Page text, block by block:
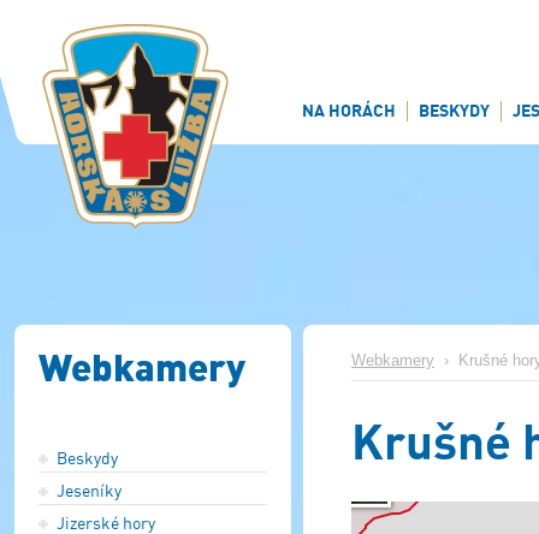
NA HORÁCH BESKYDY
Webkamery
Beskydy
Jeseníky
Jizerské hory
Webkamery › Krušné
Krušné